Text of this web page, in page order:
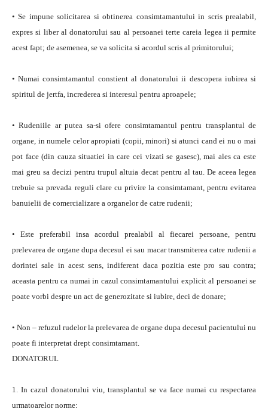
• Se impune solicitarea si obtinerea consimtamantului in scris prealabil,
expres si liber al donatorului sau al persoanei terte careia legea ii permite
acest fapt; de asemenea, se va solicita si acordul scris al primitorului;
• Numai consimtamantul constient al donatorului ii descopera iubirea si
spiritul de jertfa, increderea si interesul pentru aproapele;
• Rudeniile ar putea sa-si ofere consimtamantul pentru transplantul de
organe, in numele celor apropiati (copii, minori) si atunci cand ei nu o mai
pot face (din cauza situatiei in care cei vizati se gasesc), mai ales ca este
mai greu sa decizi pentru trupul altuia decat pentru al tau. De aceea legea
trebuie sa prevada reguli clare cu privire la consimtamant, pentru evitarea
banuielii de comercializare a organelor de catre rudenii;
• Este preferabil insa acordul prealabil al fiecarei persoane, pentru
prelevarea de organe dupa decesul ei sau macar transmiterea catre rudenii a
dorintei sale in acest sens, indiferent daca pozitia este pro sau contra;
aceasta pentru ca numai in cazul consimtamantului explicit al persoanei se
poate vorbi despre un act de generozitate si iubire, deci de donare;
• Non – refuzul rudelor la prelevarea de organe dupa decesul pacientului nu
poate fi interpretat drept consimtamant.
DONATORUL
1. In cazul donatorului viu, transplantul se va face numai cu respectarea
urmatoarelor norme: